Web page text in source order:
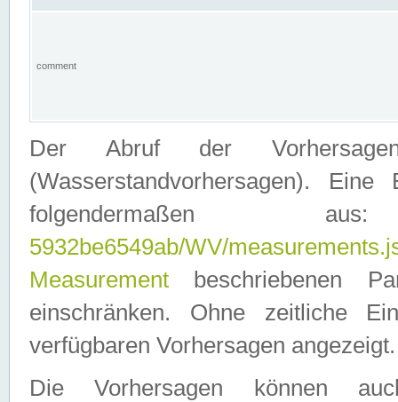
comment
Der Abruf der
(Wasserstandvorhersagen).
folgendermaßen
5932be6549ab/WV/
Measurement beschriebenen
einschränken. Ohne zeitliche
verfügbaren Vorhersagen angezeigt.
Die Vorhersagen können